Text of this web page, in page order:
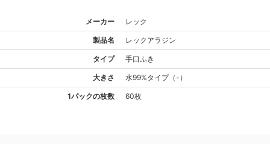
メーカー レック
製品名 レック アラジン
タイプ 手口ふき
大きさ 水99%タイプ（ - ）
1パックの枚数 60枚